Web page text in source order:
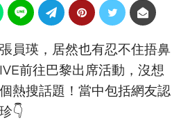
員瑛，居然也有忍不住捂鼻
前往巴黎出席活動，沒想
熱搜話題！當中包括網友認
👇